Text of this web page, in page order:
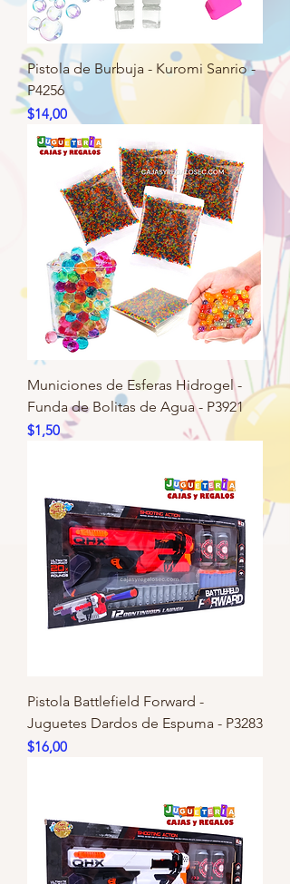
Pistola de Burbuja - Kuromi Sanrio -
P4256
Precio
$14,00
Municiones de Esferas Hidrogel -
Funda de Bolitas de Agua - P3921
Precio
$1,50
Pistola Battlefield Forward -
Juguetes Dardos de Espuma - P3283
Precio
$16,00